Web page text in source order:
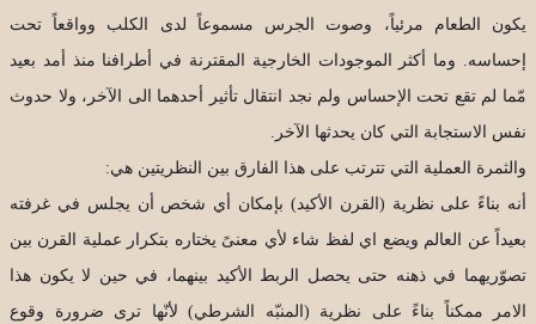
يكون الطعام مرئياً، وصوت الجرس مسموعاً لدى الكلب وواقعاً تحت
إحساسه. وما أكثر الموجودات الخارجية المقترنة في أطرافنا منذ أمد بعيد
مّما لم تقع تحت الإحساس ولم نجد انتقال تأثير أحدهما الى الآخر، ولا حدوث
نفس الاستجابة التي كان يحدثها الآخر.
والثمرة العملية التي تترتب على هذا الفارق بين النظريتين هي:
أنه بناءً على نظرية (القرن الأكيد) بإمكان أي شخص أن يجلس في غرفته
بعيداً عن العالم ويضع اي لفظ شاء لأي معنىً يختاره بتكرار عملية القرن بين
تصوّريهما في ذهنه حتى يحصل الربط الأكيد بينهما، في حين لا يكون هذا
الامر ممكناً بناءً على نظرية (المنبّه الشرطي) لأنّها ترى ضرورة وقوع